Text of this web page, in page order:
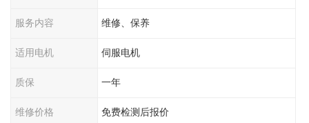
服务内容 维修、保养
适用电机 伺服电机
质保 一年
维修价格 免费检测后报价